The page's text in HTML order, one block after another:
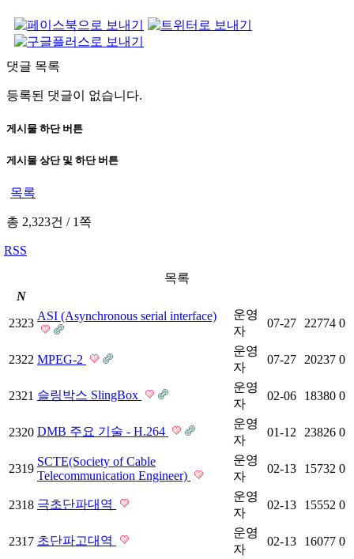
댓글 목록
등록된 댓글이 없습니다.
게시물 하단 버튼
게시물 상단 및 하단 버튼
목록
총 2,323건 /1쪽
RSS
목록
N
2323
ASI (Asynchronous serial interface)
운영
자
07-27 22774 0
2322 MPEG-2
운영
자
07-27 20237 0
2321 슬링박스 SlingBox
운영
자
02-06 18380 0
2320 DMB 주요 기술 - H.264
운영
자
01-12 23826 0
2319
SCTE(Society of Cable
Telecommunication Engineer)
운영
자
02-13 15732 0
2318 극초단파대역
운영
자
02-13 15552 0
2317 초단파고대역
운영
자
02-13 16077 0